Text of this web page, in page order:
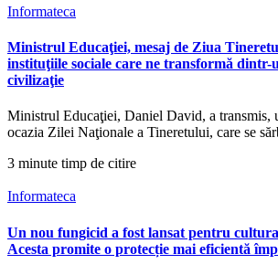
Informateca
Ministrul Educaţiei, mesaj de Ziua
instituţiile sociale care ne transformă
civilizaţie
Ministrul Educaţiei, Daniel David, a transmis,
ocazia Zilei Naţionale a Tineretului, care se
3 minute timp de citire
Informateca
Un nou fungicid a fost lansat pentru cultura
Acesta promite o protecție mai eficientă